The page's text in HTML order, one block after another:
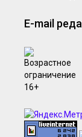
E-mail